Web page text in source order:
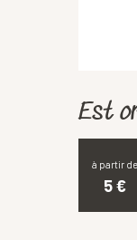
Est
à partir de
5€